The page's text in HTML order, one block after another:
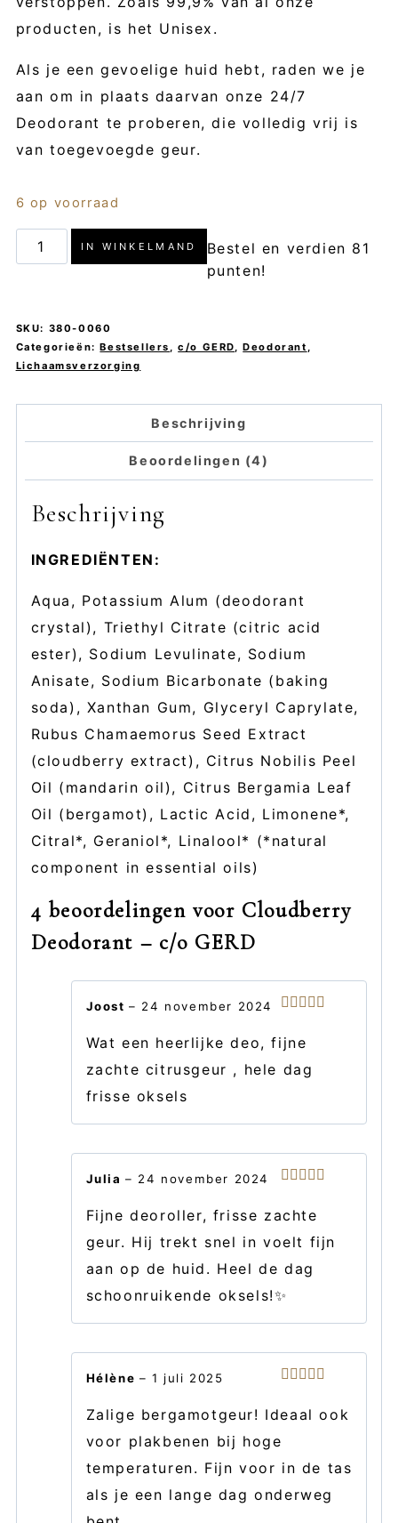
producten, is het Unisex.
Als je een gevoelige huid hebt, raden we je
aan om in plaats daarvan onze 24/7
Deodorant te proberen, die volledig vrij is
van toegevoegde geur.
6 op voorraad
Cloudberry
Deodorant
c/o
GERD
aantal
IN WINKELMAND
Bestel en verdien 81
punten!
SKU: 380-0060
Categorieën:Bestsellers ,c/o GERD,Deodorant ,
Lichaamsverzorging
Beschrijving
Beoordelingen (4)
Beschrijving
INGREDIËNTEN:
Aqua, Potassium Alum (deodorant
crystal), Triethyl Citrate (citric acid
ester), Sodium Levulinate, Sodium
Anisate, Sodium Bicarbonate (baking
soda), Xanthan Gum, Glyceryl Caprylate,
Rubus Chamaemorus Seed Extract
(cloudberry extract), Citrus Nobilis Peel
Oil (mandarin oil), Citrus Bergamia Leaf
Oil (bergamot), Lactic Acid, Limonene*,
Citral*, Geraniol*, Linalool* (*natural
component in essential oils)
4 beoordelingen voor Cloudberry
Deodorant – c/o GERD
5uit 5
Joost– 24 november 2024
Wat een heerlijke deo, fijne
zachte citrusgeur , hele dag
frisse oksels
5uit 5
Julia– 24 november 2024
Fijne deoroller, frisse zachte
geur. Hij trekt snel in voelt fijn
aan op de huid. Heel de dag
schoonruikende oksels!✨
5 uit 5
Hélène – 1 juli 2025
Zalige bergamotgeur! Ideaal ook
voor plakbenen bij hoge
temperaturen. Fijn voor in de tas
als je een lange dag onderweg